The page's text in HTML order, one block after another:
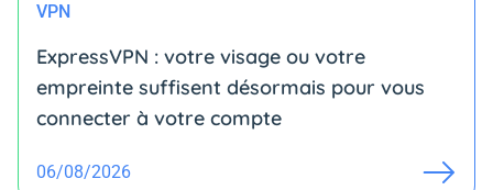
VPN
ExpressVPN : votre visage ou votre
empreinte suffisent désormais pour vous
connecter à votre compte
06/08/2026